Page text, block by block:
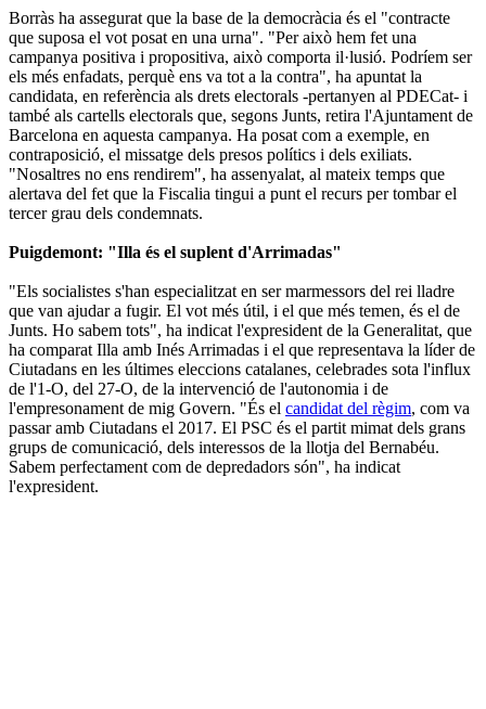
Borràs ha assegurat que la base de la democràcia és el "contracte
que suposa el vot posat en una urna". "Per això hem fet una
campanya positiva i propositiva, això comporta il·lusió. Podríem ser
els més enfadats, perquè ens va tot a la contra", ha apuntat la
candidata, en referència als drets electorals -pertanyen al PDECat- i
també als cartells electorals que, segons Junts, retira l'Ajuntament de
Barcelona en aquesta campanya. Ha posat com a exemple, en
contraposició, el missatge dels presos polítics i dels exiliats.
"Nosaltres no ens rendirem", ha assenyalat, al mateix temps que
alertava del fet que la Fiscalia tingui a punt el recurs per tombar el
tercer grau dels condemnats.
Puigdemont: "Illa és el suplent d'Arrimadas"
"Els socialistes s'han especialitzat en ser marmessors del rei lladre
que van ajudar a fugir. El vot més útil, i el que més temen, és el de
Junts. Ho sabem tots", ha indicat l'expresident de la Generalitat, que
ha comparat Illa amb Inés Arrimadas i el que representava la líder de
Ciutadans en les últimes eleccions catalanes, celebrades sota l'influx
de l'1-O, del 27-O, de la intervenció de l'autonomia i de
l'empresonament de mig Govern. "És el candidat del règim, com va
passar amb Ciutadans el 2017. El PSC és el partit mimat dels grans
grups de comunicació, dels interessos de la llotja del Bernabéu.
Sabem perfectament com de depredadors són", ha indicat
l'expresident.